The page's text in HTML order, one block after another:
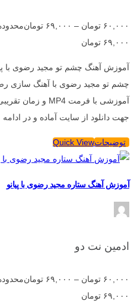
۶۰,۰۰۰ تومان – ۶۹,۰۰۰ تومان
۶۹,۰۰۰ تومان
آموزش آهنگ چشم تو مجید رضوی با
چشم تو مجید رضوی با آهنگ سازی
جهت دانلود از سایت آماده و در
توضیحاتQuick View
آموزش آهنگ ستاره مجید رضوی با پیانو
ادمین نت دو
۶۰,۰۰۰ تومان – ۶۹,۰۰۰ تومان
۶۹,۰۰۰ تومان